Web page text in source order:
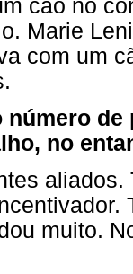
cão no
Marie
com um
número
no
muito.